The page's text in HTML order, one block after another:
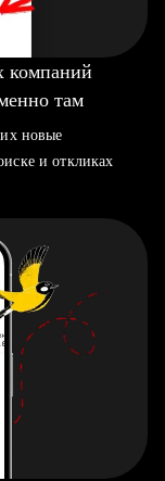
компаний
там
новые
и откликах